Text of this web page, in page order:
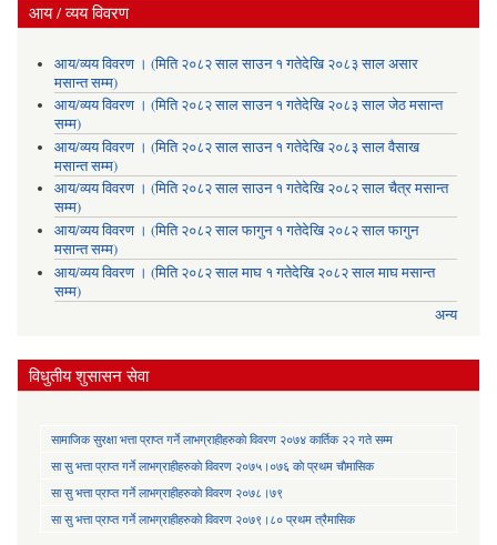
आय / व्यय विवरण
आय/व्यय विवरण । (मिति २०८२ साल साउन १ गतेदेखि २०८३ साल असार
मसान्त सम्म)
आय/व्यय विवरण । (मिति २०८२ साल साउन १ गतेदेखि २०८३ साल जेठ मसान्त
सम्म)
आय/व्यय विवरण । (मिति २०८२ साल साउन १ गतेदेखि २०८३ साल वैसाख
मसान्त सम्म)
आय/व्यय विवरण । (मिति २०८२ साल साउन १ गतेदेखि २०८२ साल चैत्र मसान्त
सम्म)
आय/व्यय विवरण । (मिति २०८२ साल फागुन १ गतेदेखि २०८२ साल फागुन
मसान्त सम्म)
आय/व्यय विवरण । (मिति २०८२ साल माघ १ गतेदेखि २०८२ साल माघ मसान्त
सम्म)
अन्य
विधुतीय शुसासन सेवा
सामाजिक सुरक्षा भत्ता प्राप्त गर्ने लाभग्राहीहरुकाे विवरण २०७४ कार्तिक २२ गते सम्म
सा‍ सु भत्ता प्राप्त गर्ने लाभग्राहीहरुकाे विवरण २०७५।०७६ काे प्रथम चाैमासिक
सा‍ सु भत्ता प्राप्त गर्ने लाभग्राहीहरुकाे विवरण २०७८।७९
सा‍ सु भत्ता प्राप्त गर्ने लाभग्राहीहरुकाे विवरण २०७९।८० प्रथम त्रैमासिक